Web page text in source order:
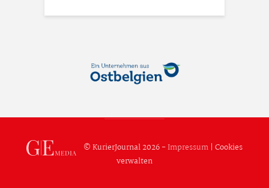
© KurierJournal 2026 -Impressum| Cookies
verwalten